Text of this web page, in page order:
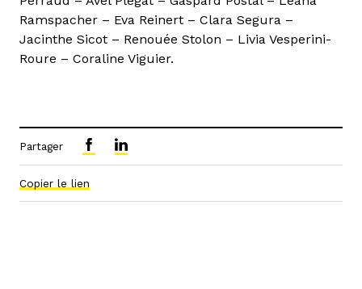
Ramspacher – Eva Reinert – Clara Segura –
Jacinthe Sicot – Renouée Stolon – Livia Vesperini-
Roure – Coraline Viguier.
Partager
Copier le lien